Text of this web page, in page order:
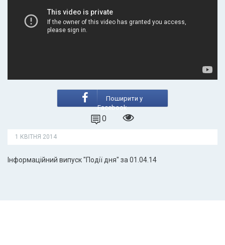
Поширити у
Facebook
0
1 КВІТНЯ 2014
Інформаційний випуск "Події дня" за 01.04.14